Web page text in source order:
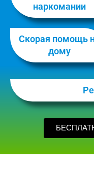
наркомании
Скорая помощь
дому